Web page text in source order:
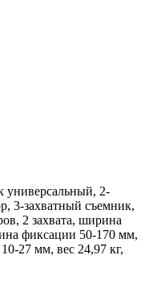
универсальный, 2-
3-захватный съемник,
2 захвата, ширина
фиксации 50-170 мм,
27 мм, вес 24,97 кг,